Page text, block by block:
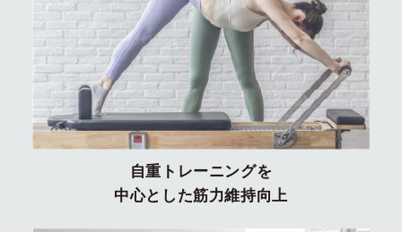
自重トレーニングを
中心とした筋力維持向上